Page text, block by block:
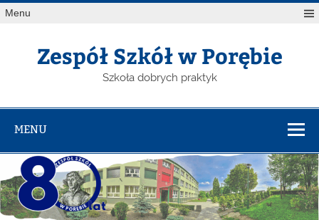
Menu
Zespół Szkół w Porębie
Szkoła dobrych praktyk
MENU